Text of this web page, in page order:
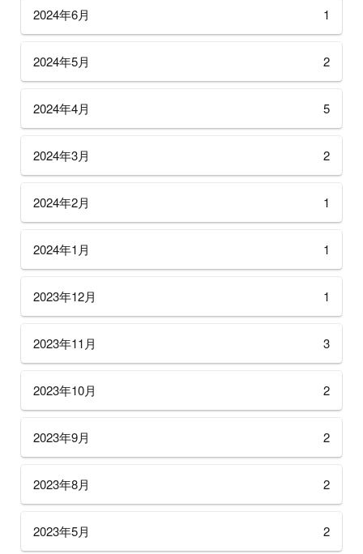
2024年6月 1
2024年5月 2
2024年4月 5
2024年3月 2
2024年2月 1
2024年1月 1
2023年12月 1
2023年11月 3
2023年10月 2
2023年9月 2
2023年8月 2
2023年5月 2